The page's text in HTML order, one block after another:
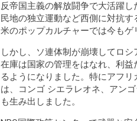
反帝国主義の解放闘争で大活躍
民地の独立運動など西側に対抗
米のポップカルチャーでは今もゲ
しかし、ソ連体制が崩壊してロ
在庫は国家の管理をはなれ、利
るようになりました。特にアフ
は、コンゴ シエラレオネ、アン
も生み出しました。